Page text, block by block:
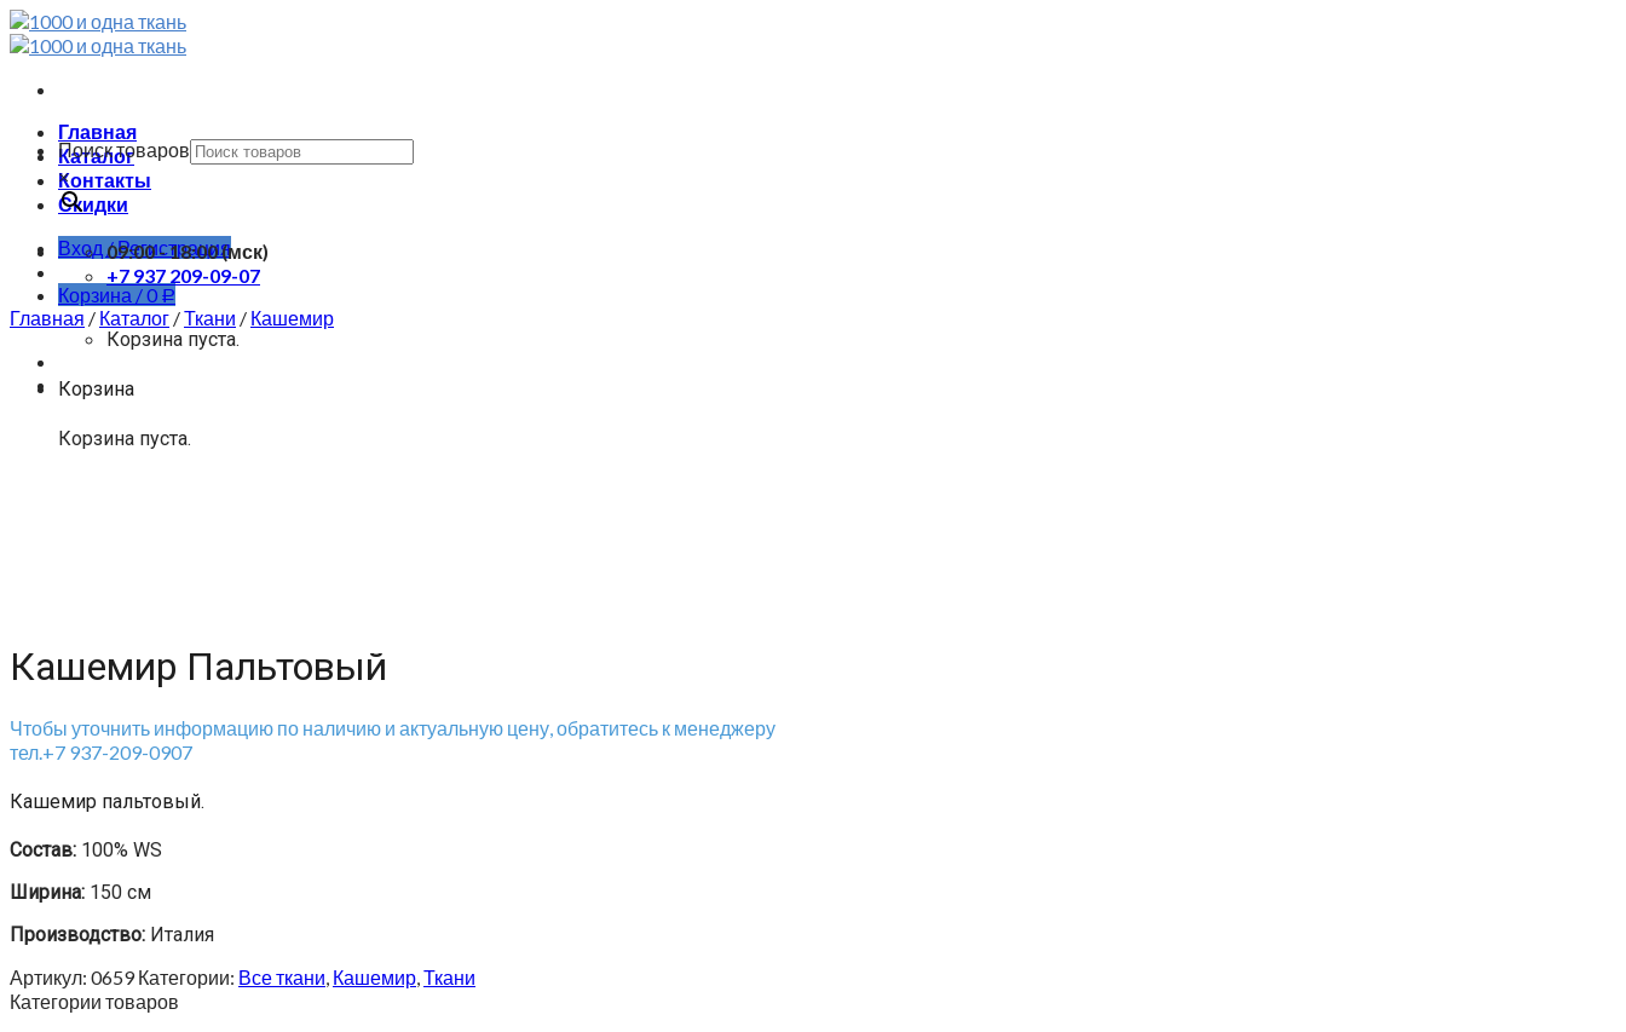
Skip
to
Главная
Каталог
Контакты
Скидки
Вход / Регистрация
Корзина /0 Р
Корзина пуста.
Корзина
Корзина пуста.
Поиск товаров
×
09:00 - 18:00 (мск)
+7 937 209-09-07
Главная / Каталог /Ткани / Кашемир
Кашемир Пальтовый
Чтобы уточнить информацию по наличию и актуальную цену, обратитесь к менеджеру
тел.+7 937-209-0907
Кашемир пальтовый.
Состав: 100% WS
Ширина: 150 см
Производство: Италия
Артикул: 0659 Категории: Все ткани, Кашемир,Ткани
Категории товаров